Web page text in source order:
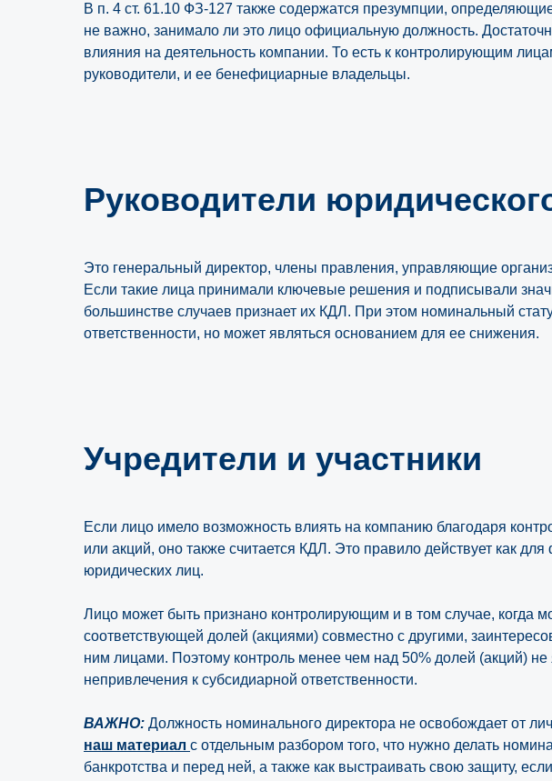
В п. 4 ст. 61.10 ФЗ-127 также содержатся презумпции,
не важно, занимало ли это лицо официальную должность.
влияния на деятельность компании. То есть к контролирующим
руководители, и ее бенефициарные владельцы.
Руководители
Это генеральный директор, члены правления, управляющие
Если такие лица принимали ключевые решения и подписывали
большинстве случаев признает их КДЛ. При этом номинальный
ответственности, но может являться основанием для ее снижения.
Учредители и участники
Если лицо имело возможность влиять на компанию благодаря
или акций, оно также считается КДЛ. Это правило действует как для
юридических лиц.
Лицо может быть признано контролирующим и в том случае, когда
соответствующей долей (акциями) совместно с другими,
ним лицами. Поэтому контроль менее чем над 50% долей (акций) не
непривлечения к субсидиарной ответственности.
ВАЖНО: Должность номинального директора не освобождает от
наш материал с отдельным разбором того, что нужно делать
банкротства и перед ней, а также как выстраивать свою защиту,